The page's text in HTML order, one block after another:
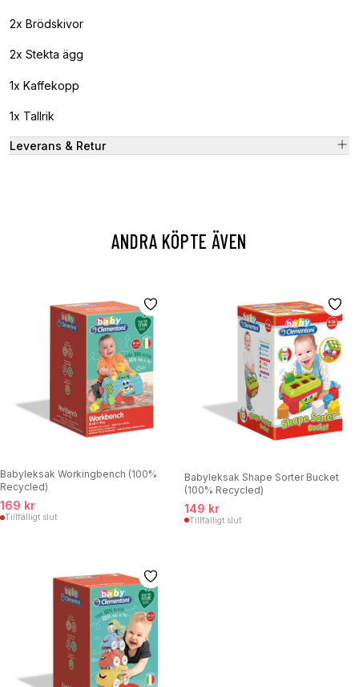
2x Brödskivor
2x Stekta ägg
1x Kaffekopp
1x Tallrik
Leverans & Retur
ANDRA KÖPTE ÄVEN
Babyleksak Workingbench (100%
Recycled)
169 kr
Tillfälligt slut
Babyleksak Shape Sorter Bucket
(100% Recycled)
149 kr
Tillfälligt slut